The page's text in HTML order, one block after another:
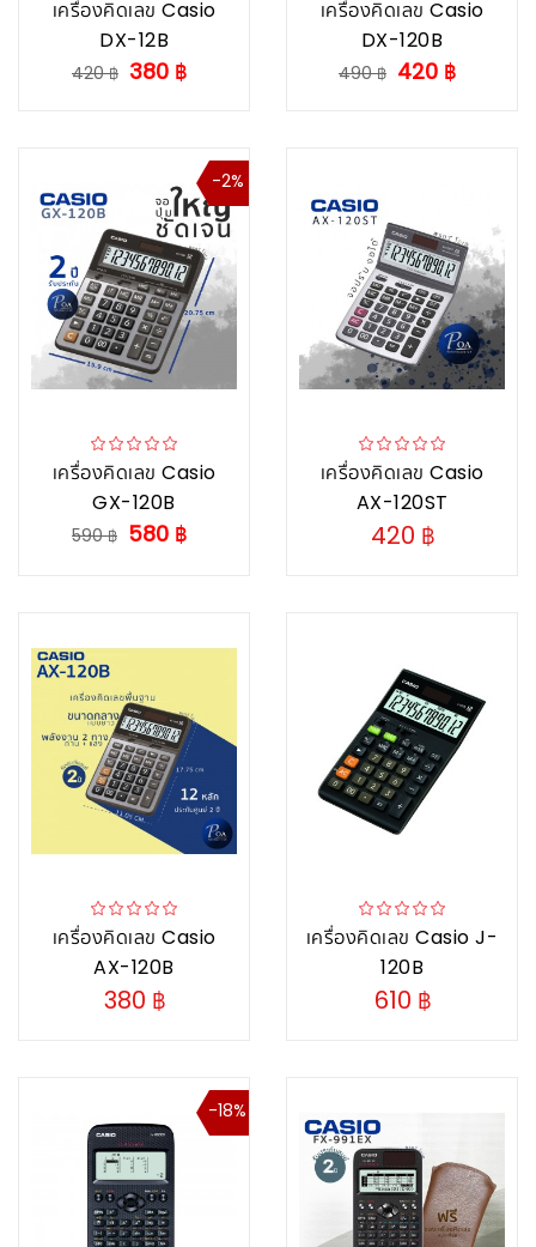
เครื่องคิดเลข Casio
DX-12B
420 ฿ 380 ฿
เครื่องคิดเลข Casio
DX-120B
490 ฿ 420 ฿
-2%
เครื่องคิดเลข Casio
GX-120B
590 ฿ 580 ฿
เครื่องคิดเลข Casio
AX-120ST
420 ฿
เครื่องคิดเลข Casio
AX-120B
380 ฿
เครื่องคิดเลข Casio J-
120B
610 ฿
-18%